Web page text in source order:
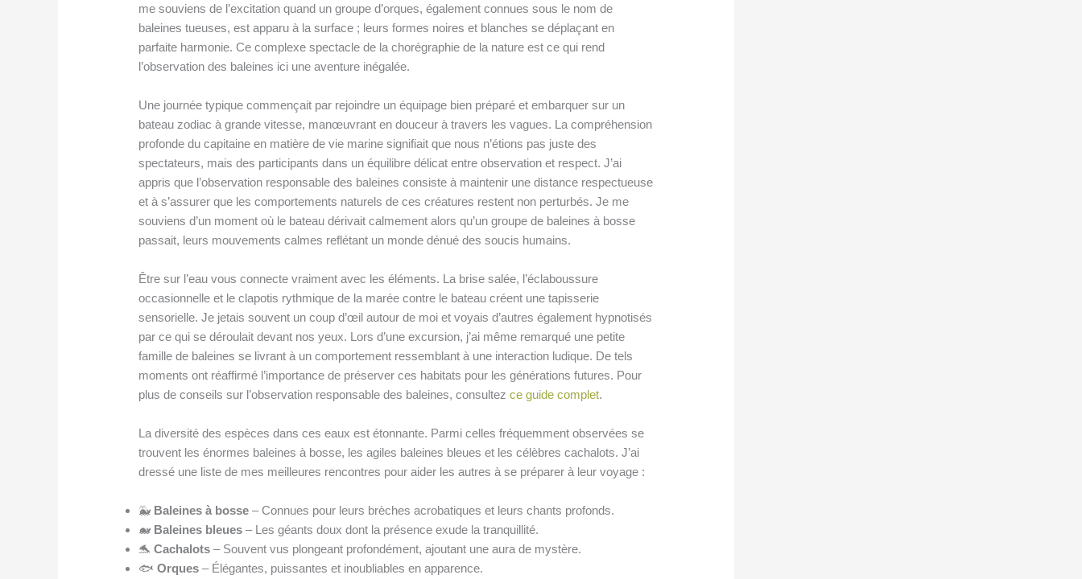
me souviens de l’excitation quand un groupe d’orques, également connues sous le nom de
baleines tueuses, est apparu à la surface ; leurs formes noires et blanches se déplaçant en
parfaite harmonie. Ce complexe spectacle de la chorégraphie de la nature est ce qui rend
l’observation des baleines ici une aventure inégalée.
Une journée typique commençait par rejoindre un équipage bien préparé et embarquer sur un
bateau zodiac à grande vitesse, manœuvrant en douceur à travers les vagues. La compréhension
profonde du capitaine en matière de vie marine signifiait que nous n’étions pas juste des
spectateurs, mais des participants dans un équilibre délicat entre observation et respect. J’ai
appris que l’observation responsable des baleines consiste à maintenir une distance respectueuse
et à s’assurer que les comportements naturels de ces créatures restent non perturbés. Je me
souviens d’un moment où le bateau dérivait calmement alors qu’un groupe de baleines à bosse
passait, leurs mouvements calmes reflétant un monde dénué des soucis humains.
Être sur l’eau vous connecte vraiment avec les éléments. La brise salée, l’éclaboussure
occasionnelle et le clapotis rythmique de la marée contre le bateau créent une tapisserie
sensorielle. Je jetais souvent un coup d’œil autour de moi et voyais d’autres également hypnotisés
par ce qui se déroulait devant nos yeux. Lors d’une excursion, j’ai même remarqué une petite
famille de baleines se livrant à un comportement ressemblant à une interaction ludique. De tels
moments ont réaffirmé l’importance de préserver ces habitats pour les générations futures. Pour
plus de conseils sur l’observation responsable des baleines, consultezce guide complet.
La diversité des espèces dans ces eaux est étonnante. Parmi celles fréquemment observées se
trouvent les énormes baleines à bosse, les agiles baleines bleues et les célèbres cachalots. J’ai
dressé une liste de mes meilleures rencontres pour aider les autres à se préparer à leur voyage :
🐳 Baleines à bosse – Connues pour leurs brèches acrobatiques et leurs chants profonds.
🐋 Baleines bleues – Les géants doux dont la présence exude la tranquillité.
🐬Cachalots – Souvent vus plongeant profondément, ajoutant une aura de mystère.
🐟Orques – Élégantes, puissantes et inoubliables en apparence.